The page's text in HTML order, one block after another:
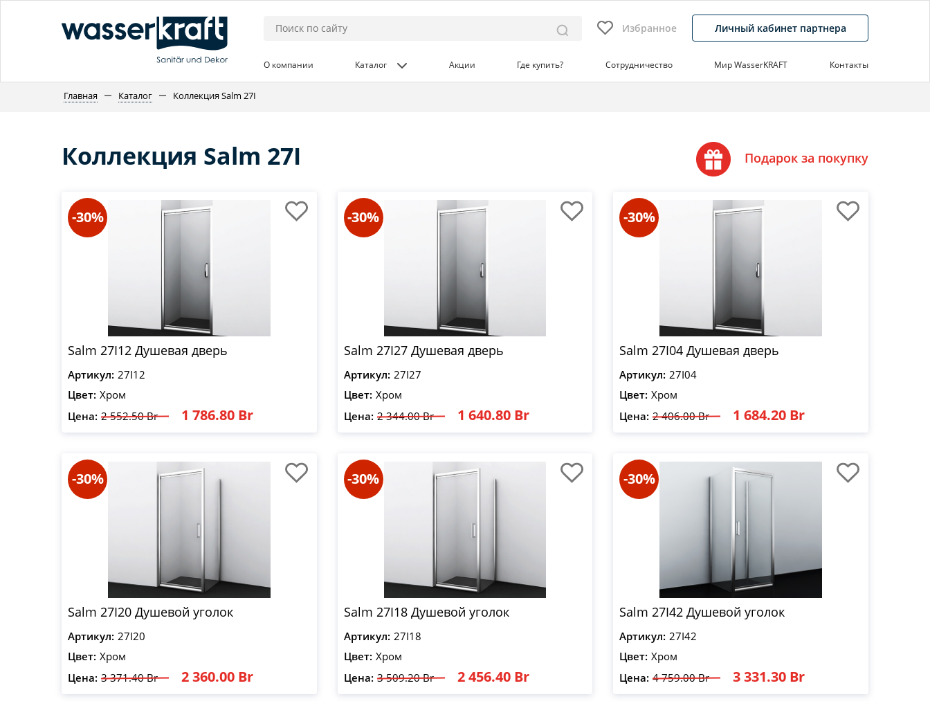
Избранное Личный кабинет партнера
О компании Каталог Акции Где купить? Сотрудничество Мир WasserKRAFT Контакты
Главная Каталог Коллекция Salm 27I
Коллекция Salm 27I Подарок за покупку
-30%
Salm 27I12 Душевая дверь
Артикул: 27I12
Цвет: Хром
Цена: 2 552.50 Br 1 786.80 Br
-30%
Salm 27I27 Душевая дверь
Артикул: 27I27
Цвет: Хром
Цена: 2 344.00 Br 1 640.80 Br
-30%
Salm 27I04 Душевая дверь
Артикул: 27I04
Цвет: Хром
Цена: 2 406.00 Br 1 684.20 Br
-30%
Salm 27I20 Душевой уголок
Артикул: 27I20
Цвет: Хром
Цена: 3 371.40 Br 2 360.00 Br
-30%
Salm 27I18 Душевой уголок
Артикул: 27I18
Цвет: Хром
Цена: 3 509.20 Br 2 456.40 Br
-30%
Salm 27I42 Душевой уголок
Артикул: 27I42
Цвет: Хром
Цена: 4 759.00 Br 3 331.30 Br